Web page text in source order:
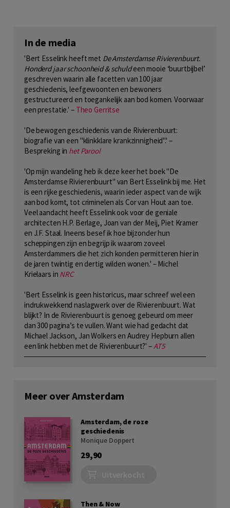
In de media
'Bert Esselink heeft met De Amsterdamse Rivierenbuurt.
Honderd jaar schoonheid & schuldeen mooie ‘buurtbijbel’
geschreven waarin alle facetten van 100 jaar
geschiedenis, leefgewoonten en bewoners
gestructureerd en toegankelijk aan bod komen. Voorwaar
een prestatie.' – Theo Gerritse
'De bewogen geschiedenis van de Rivierenbuurt:
biografie van een "klinkklare krankzinnigheid".' –
Bespreking in het Parool
'Op mijn wandeling heb ik deze keer het boek "De
Amsterdamse Rivierenbuurt" van Bert Esselink bij me. Het
is een rijke geschiedenis, waarin ieder aspect van de wijk
aan bod komt, tot criminelen als Cor van Hout aan toe.
Veel aandacht heeft Esselink ook voor de geniale
architecten H.P. Berlage, Joan van der Meij, Piet Kramer
en J.F. Staal. Ineens besef ik hoe bijzonder hun
scheppingen zijn en begrijp ik waarom zoveel
Amsterdammers die het zich konden permitteren hier in
de jaren twintig en dertig wilden wonen.' – Michel
Krielaars in NRC
'Bert Esselink is geen historicus, maar schreef wel een
indrukwekkend naslagwerk over de Rivierenbuurt. Wat
blijkt? In de Rivierenbuurt is genoeg gebeurd om meer
dan 300 pagina’s te vullen. Want wie had gedacht dat
Michael Jackson, Jan Wolkers en Audrey Hepburn allen
een link hebben met de Rivierenbuurt?' –AT5
Meer over Amsterdam
Amsterdam, de roze
geschiedenis
Monique Doppert
29,90
Then & Now